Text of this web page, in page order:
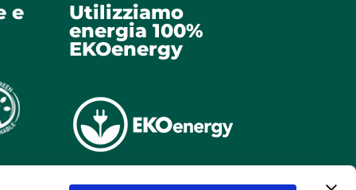
e Utilizziamo
energia 100%
EKOenergy